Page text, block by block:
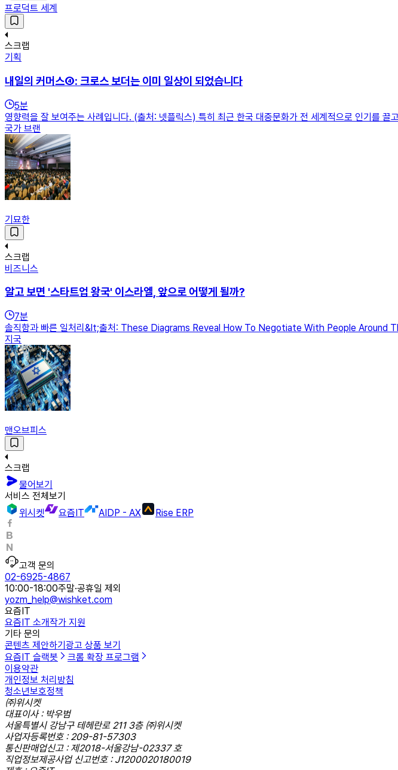
프로덕트 세계
스크랩
기획
내일의 커머스④: 크로스 보더는 이미 일상이 되었습니다
5분
영향력을 잘 보여주는 사례입니다. (출처: 넷플릭스) 특히 최근 한국 대중문화가 전 세계적으로 인기를
국가 브랜
기묘한
스크랩
비즈니스
알고 보면 '스타트업 왕국' 이스라엘, 앞으로 어떻게 될까?
7분
솔직함과 빠른 일처리&lt;출처: These Diagrams Reveal How To Negotiate With People Around
지국
맨오브피스
스크랩
물어보기
서비스 전체보기
위시켓
요즘IT AIDP - AX Rise ERP
고객 문의
02-6925-4867
10:00-18:00주말·공휴일 제외
yozm_help@wishket.com
요즘IT
요즘IT 소개작가 지원
기타 문의
콘텐츠 제안하기 광고 상품 보기
요즘IT 슬랙봇
크롬 확장 프로그램
이용약관
개인정보 처리방침
청소년보호정책
㈜위시켓
대표이사 : 박우범
서울특별시 강남구 테헤란로 211 3층 ㈜위시켓
사업자등록번호 : 209-81-57303
통신판매업신고 : 제2018-서울강남-02337 호
직업정보제공사업 신고번호 : J1200020180019